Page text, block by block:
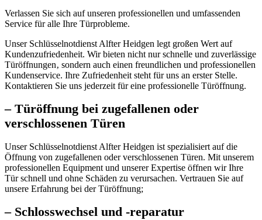
Verlassen Sie sich auf unseren professionellen und umfassenden
Service für alle Ihre Türprobleme.
Unser Schlüsselnotdienst Alfter Heidgen legt großen Wert auf
Kundenzufriedenheit.​ Wir bieten nicht nur schnelle und zuverlässige
Türöffnungen‚ sondern auch einen freundlichen und professionellen
Kundenservice.​ Ihre Zufriedenheit steht für uns an erster Stelle.​
Kontaktieren Sie uns jederzeit für eine professionelle Türöffnung.​
– Türöffnung bei zugefallenen oder
verschlossenen Türen
Unser Schlüsselnotdienst Alfter Heidgen ist spezialisiert auf die
Öffnung von zugefallenen oder verschlossenen Türen. Mit unserem
professionellen Equipment und unserer Expertise öffnen wir Ihre
Tür schnell und ohne Schäden zu verursachen.​ Vertrauen Sie auf
unsere Erfahrung bei der Türöffnung;
– Schlosswechsel und -reparatur